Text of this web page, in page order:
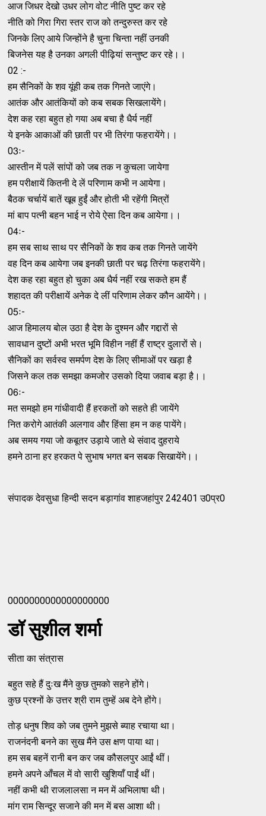
आज जिधर देखो उधर लोग वोट नीति पुष्ट कर रहे
नीति को गिरा गिरा स्तर राज को तन्दुरुस्त कर रहे
जिनके लिए आये जिन्होंने है चुना चिन्ता नहीं उनकी
बिजनेस यह है उनका अगली पीढ़ियां सन्तुष्ट कर रहे।।
02 :-
हम सैनिकों के शव यूंही कब तक गिनते जाएंगे।
आतंक और आतंकियों को कब सबक सिखलायेंगे।
देश कह रहा बहुत हो गया अब बचा है धैर्य नहीं
ये इनके आकाओं की छाती पर भी तिरंगा फहरायेंगे।।
03ः-
आस्तीन में पलें सांपों को जब तक न कुचला जायेगा
हम परीक्षायें कितनी दे लें परिणाम कभी न आयेगा।
बैठक चर्चायें बातें खूब हुईं और होती भी रहेंगी मित्रों
मां बाप पत्नी बहन भाई न रोये ऐसा दिन कब आयेगा।।
04ः-
हम सब साथ साथ पर सैनिकों के शव कब तक गिनते जायेंगे
वह दिन कब आयेगा जब इनकी छाती पर चढ़ तिरंगा फहरायेंगे।
देश कह रहा बहुत हो चुका अब धैर्य नहीं रख सकते हम हैं
शहादत की परीक्षायें अनेक दे लीं परिणाम लेकर कौन आयेंगे।।
05ः-
आज हिमालय बोल उठा है देश के दुश्मन और गद्दारों से
सावधान दुष्टों अभी भरत भूमि विहीन नहीं हैं राष्ट्र दुलारों से।
सैनिकों का सर्वस्व समर्पण देश के लिए सीमाओं पर खड़ा है
जिसने कल तक समझा कमजोर उसको दिया जवाब बड़ा है।।
06ः-
मत समझो हम गांधीवादी हैं हरकतों को सहते ही जायेंगे
नित करोगे आतंकी अलगाव और हिंसा हम न कह पायेंगे।
अब समय गया जो कबूतर उड़ाये जाते थे संवाद दुहराये
हमने ठाना हर हरकत पे सुभाष भगत बन सबक सिखायेंगे।।
संपादक देवसुधा हिन्दी सदन बड़ागांव शाहजहांपुर 242401 उ0प्र0
0000000000000000000
डॉ सुशील शर्मा
सीता का संत्रास
बहुत सहे हैं दुःख मैंने कुछ तुमको सहने होंगे।
कुछ प्रश्नों के उत्तर श्री राम तुम्हें अब देने होंगे।
तोड़ धनुष शिव को जब तुमने मुझसे ब्याह रचाया था।
राजनंदनी बनने का सुख मैंने उस क्षण पाया था।
हम सब बहनें रानी बन कर जब कौसलपुर आईं थीं।
हमने अपने आँचल में वो सारी खुशियाँ पाईं थीं।
नहीं कभी थी राजलालसा न मन में अभिलाषा थी।
मांग राम सिन्दूर सजाने की मन में बस आशा थी।